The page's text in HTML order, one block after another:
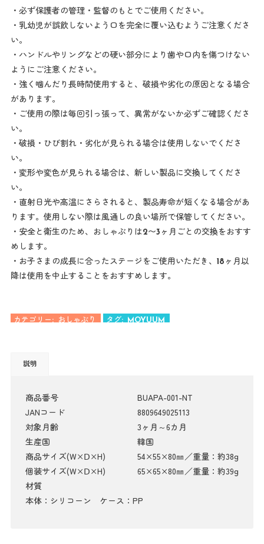
・必ず保護者の管理・監督のもとでご使用ください。
・乳幼児が誤飲しないよう口を完全に覆い込むようご注意くださ
い。
・ハンドルやリングなどの硬い部分により歯や口内を傷つけない
ようにご注意ください。
・強く噛んだり長時間使用すると、破損や劣化の原因となる場合
があります。
・ご使用の際は毎回引っ張って、異常がないか必ずご確認くださ
い。
・破損・ひび割れ・劣化が見られる場合は使用しないでくださ
い。
・変形や変色が見られる場合は、新しい製品に交換してくださ
い。
・直射日光や高温にさらされると、製品寿命が短くなる場合があ
ります。使用しない際は風通しの良い場所で保管してください。
・安全と衛生のため、おしゃぶりは2〜3ヶ月ごとの交換をおすす
めします。
・お子さまの成長に合ったステージをご使用いただき、18ヶ月以
降は使用を中止することをおすすめします。
カテゴリー: おしゃぶり タグ: MOYUUM
説明
商品番号
BUAPA-001-NT
JANコード
8809649025113
対象月齢
3ヶ月～6カ月
生産国
韓国
商品サイズ(W×Ⅾ×H)
54×55×80㎜／重量：約38g
個装サイズ(W×Ⅾ×H)
65×65×80㎜／重量：約39g
材質
本体：シリコーン ケース：PP